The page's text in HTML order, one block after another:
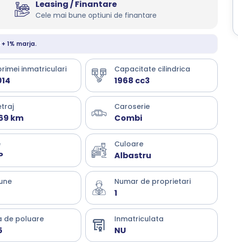
Leasing / Finantare
Cele mai bune optiuni de finantare
1% marja.
inmatriculari Capacitate cilindrica
1968 cc3
km
Caroserie
Combi
Culoare
Albastru
Numar de proprietari
1
de poluare Inmatriculata
NU